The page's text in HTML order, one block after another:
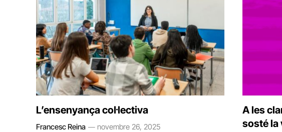
L’ensenyança col·lectiva
Francesc Reina novembre 26, 2025
A les
sosté la